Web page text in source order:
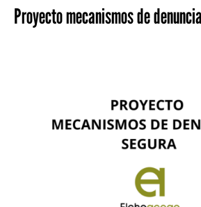
Proyecto mecanismos de